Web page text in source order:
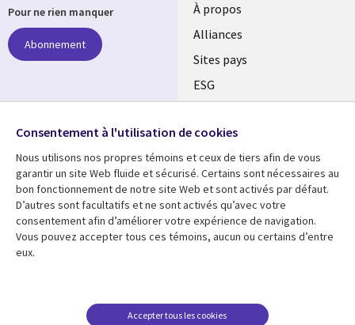
À propos
Alliances
Sites pays
ESG
Fusions
Salle de presse
Ressources
Articles
Études de cas
Support
Restrictions et
Pour ne rien manquer
Abonnement
Suivez-nous
Social
Media
Global
FR
Consentement à l'utilisation de cookies
Nous utilisons nos propres témoins et ceux de tiers afin de vous
garantir un site Web fluide et sécurisé. Certains sont nécessaires au
bon fonctionnement de notre site Web et sont activés par défaut.
D’autres sont facultatifs et ne sont activés qu’avec votre
consentement afin d’améliorer votre expérience de navigation.
Vous pouvez accepter tous ces témoins, aucun ou certains d’entre
eux.
Accepter tous les cookies